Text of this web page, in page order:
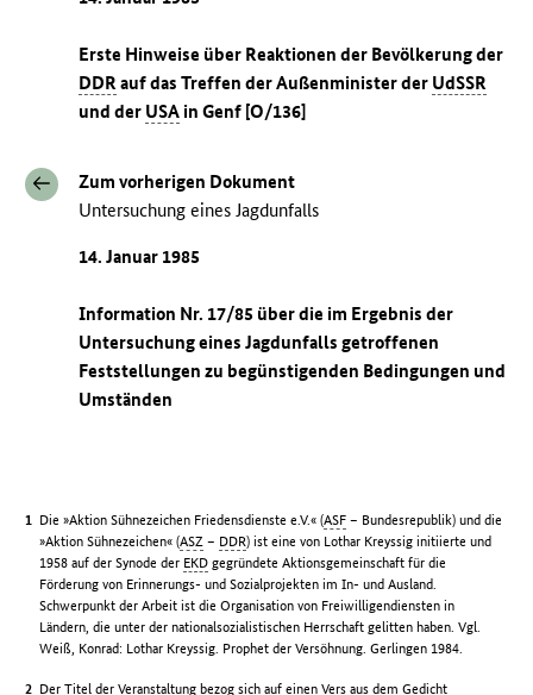
Erste Hinweise über Reaktionen der Bevölkerung der
DDRauf das Treffen der Außenminister der UdSSR
und der USA in Genf [O/136]
Zum vorherigen Dokument
Untersuchung eines Jagdunfalls
14. Januar 1985
Information Nr. 17/85 über die im Ergebnis der
Untersuchung eines Jagdunfalls getroffenen
Feststellungen zu begünstigenden Bedingungen und
Umständen
Die »Aktion Sühnezeichen Friedensdienste e.V.« (ASF – Bundesrepublik) und die
»Aktion Sühnezeichen« (ASZ – DDR) ist eine von Lothar Kreyssig initiierte und
1958 auf der Synode der EKD gegründete Aktionsgemeinschaft für die
Förderung von Erinnerungs- und Sozialprojekten im In- und Ausland.
Schwerpunkt der Arbeit ist die Organisation von Freiwilligendiensten in
Ländern, die unter der nationalsozialistischen Herrschaft gelitten haben. Vgl.
Weiß, Konrad: Lothar Kreyssig. Prophet der Versöhnung. Gerlingen 1984.
Der Titel der Veranstaltung bezog sich auf einen Vers aus dem Gedicht